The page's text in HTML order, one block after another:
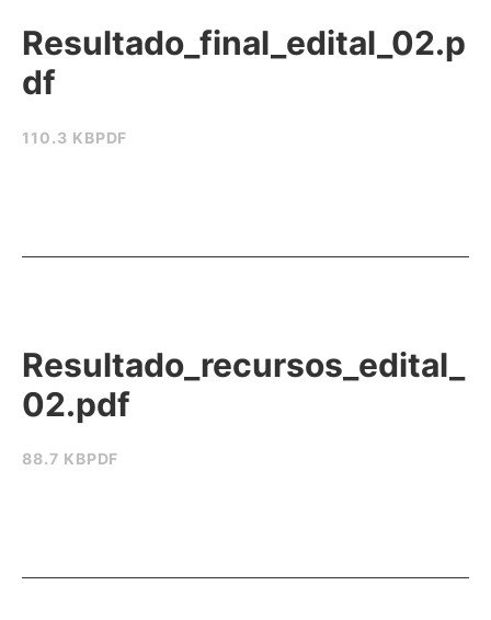
110.3 KBPDF
Resultado_final_edital_02.p
df
88.7 KBPDF
Resultado_recursos_edital_
02.pdf